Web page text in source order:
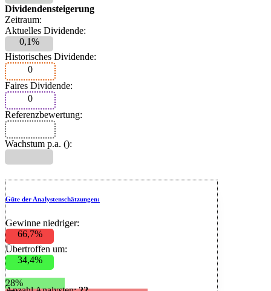
Dividendensteigerung
Zeitraum:
Aktuelles Dividende:
0,1%
Historisches Dividende:
0
Faires Dividende:
0
Referenzbewertung:
Wachstum p.a. ():
Güte der Analystenschätzungen:
Gewinne niedriger:
66,7%
Übertroffen um:
34,4%
28%